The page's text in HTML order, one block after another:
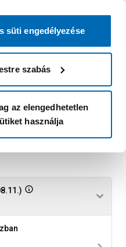
süti engedélyezése
szabás
az elengedhetetlen
használja
Belépés Listáim
és szolgáltatások